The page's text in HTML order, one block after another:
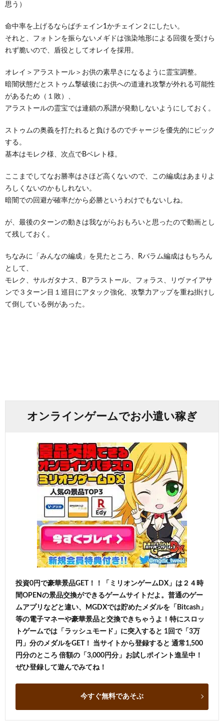
思う）
命中率を上げるならばチェイン1かチェイン２にしたい。
それと、フォトンを振らないメギドは強染地形による回復を受けら
れず脆いので、盾役としてオレイを採用。
オレイ＞アラストール＞お供の素早さになるように霊宝調整。
暗闇状態だとストゥム撃破後にお供への道連れ攻撃が外れる可能性
があるため（１敗）、
アラストールの霊宝では連鎖の系譜が発動しないようにしておく。
ストゥムの奥義を打たれると負けるのでチャージを優先的にピック
する。
基本はモレク様、次点でBベレト様。
ここまでしてなお勝率はさほど高くないので、この編成はあまりよ
ろしくないのかもしれない。
暗闇での回避が確率だから必勝というわけでもないしね。
が、最後のターンの動きは我ながらおもろいと思ったので動画とし
て残しておく。
ちなみに「みんなの編成」を見たところ、Rバラム編成はもちろん
として、
モレク、サルガタナス、Bアラストール、フォラス、リヴァイアサ
ンで３ターン目１巡目にアタック強化、攻撃力アップを重ね掛けし
て倒している例があった。
オンラインゲームでお小遣い稼ぎ
投資0円で豪華景品GET！！「ミリオンゲームDX」は２４時
間OPENの景品交換ができるゲームサイトだよ。普通のゲー
ムアプリなどと違い、MGDXでは貯めたメダルを「Bitcash」
等の電子マネーや豪華景品と交換できちゃうよ！特にスロッ
トゲームでは「ラッシュモード」に突入すると 1回で「3万
円」分のメダルをGET！ 当サイトから登録すると 通常1,500
円分のところ 倍額の「3,000円分」お試しポイント進呈中！
ぜひ登録して遊んでみてね！
今すぐ無料であそぶ